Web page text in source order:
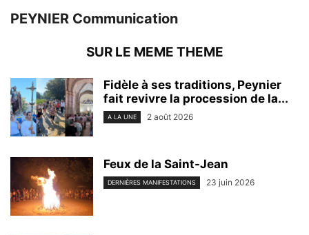
PEYNIER Communication
SUR LE MEME THEME
Fidèle à ses traditions, Peynier
fait revivre la procession de la...
A LA UNE 2 août 2026
Feux de la Saint-Jean
DERNIÈRES MANIFESTATIONS 23 juin 2026